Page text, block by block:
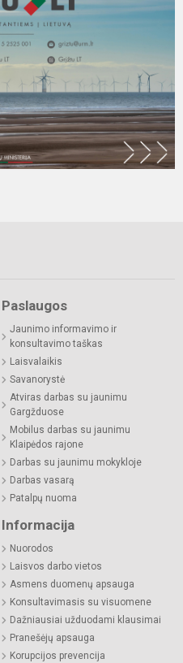
Paslaugos
Jaunimo informavimo ir
konsultavimo taškas
Laisvalaikis
Savanorystė
Atviras darbas su jaunimu
Gargžduose
Mobilus darbas su jaunimu
Klaipėdos rajone
Darbas su jaunimu mokykloje
Darbas vasarą
Patalpų nuoma
Informacija
Nuorodos
Laisvos darbo vietos
Asmens duomenų apsauga
Konsultavimasis su visuomene
Dažniausiai užduodami klausimai
Pranešėjų apsauga
Korupcijos prevencija